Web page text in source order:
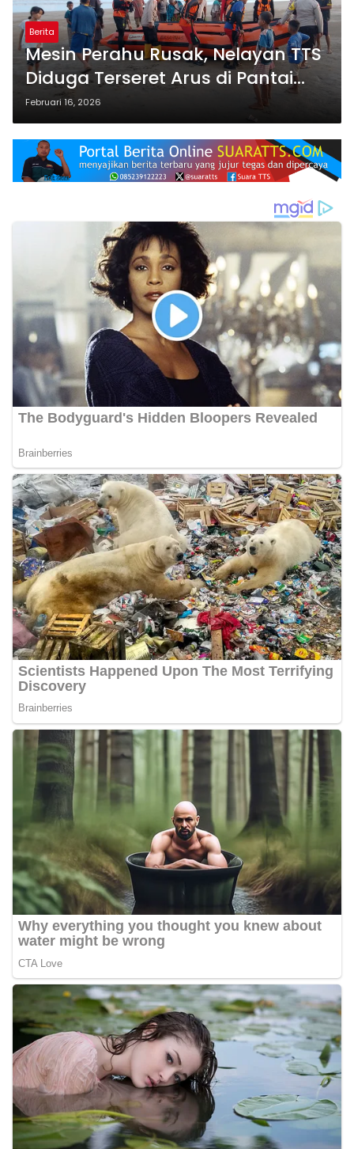
Berita
Mesin Perahu Rusak, Nelayan TTS
Diduga Terseret Arus di Pantai
Oetune
Februari 16, 2026